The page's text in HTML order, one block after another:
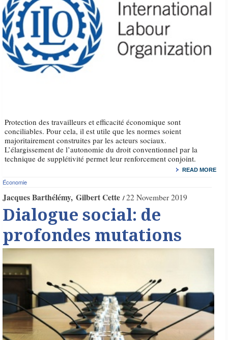
Protection des travailleurs et efficacité économique sont
conciliables. Pour cela, il est utile que les normes soient
majoritairement construites par les acteurs sociaux.
L’élargissement de l’autonomie du droit conventionnel par la
technique de supplétivité permet leur renforcement conjoint.
READ MORE
Économie
Jacques Barthélémy Gilbert Cette 22 November 2019
Dialogue social: de
profondes mutations